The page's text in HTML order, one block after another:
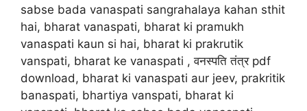
sabse bada vanaspati sangrahalaya kahan sthit
hai, bharat vanaspati, bharat ki pramukh
vanaspati kaun si hai, bharat ki prakrutik
vanspati, bharat ke vanaspati , वनस्पति तंत्र pdf
download, bharat ki vanaspati aur jeev, prakritik
banaspati, bhartiya vanspati, bharat ki